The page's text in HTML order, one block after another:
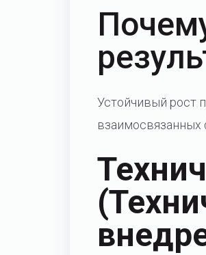
Устойчивый рост
взаимосвязанных